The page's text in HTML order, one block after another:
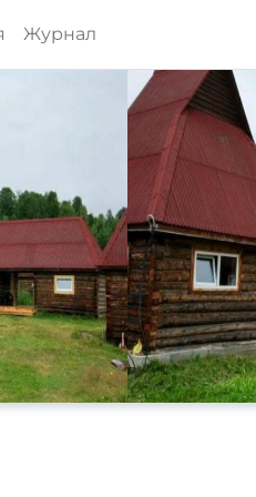
Журнал